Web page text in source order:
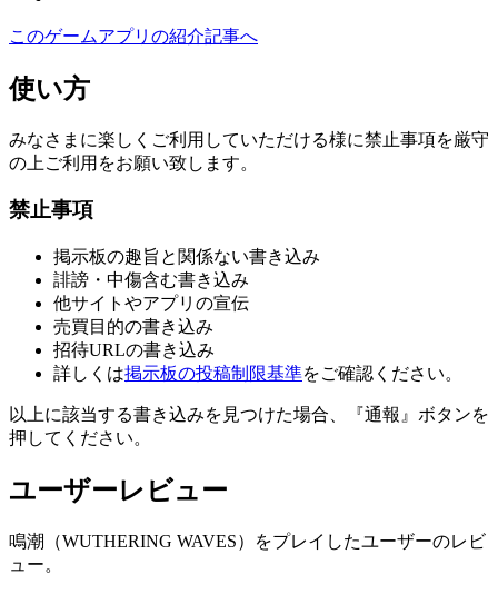
このゲームアプリの紹介記事へ
使い方
みなさまに楽しくご利用していただける様に禁止事項を厳守
の上ご利用をお願い致します。
禁止事項
掲示板の趣旨と関係ない書き込み
誹謗・中傷含む書き込み
他サイトやアプリの宣伝
売買目的の書き込み
招待URLの書き込み
詳しくは掲示板の投稿制限基準をご確認ください。
以上に該当する書き込みを見つけた場合、
『通報』ボタンを
押してください。
ユーザーレビュー
鳴潮（WUTHERING WAVES）をプレイしたユーザーのレビ
ュー。